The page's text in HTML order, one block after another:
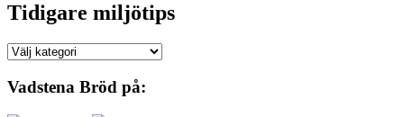
Tidigare miljötips
Tidigare
Vadstena Bröd på: